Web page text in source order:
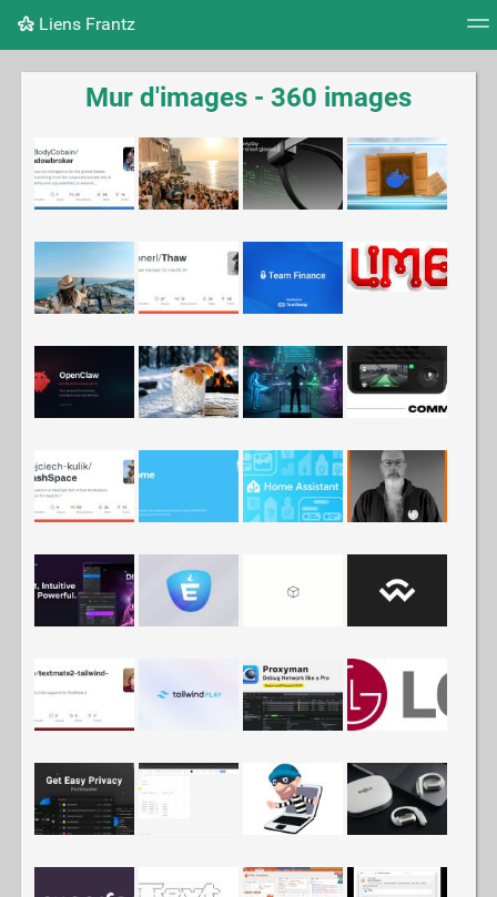
Liens Frantz
Nuage de tags Mur d'images Quotidien Flux
Mur d'images - 360 images